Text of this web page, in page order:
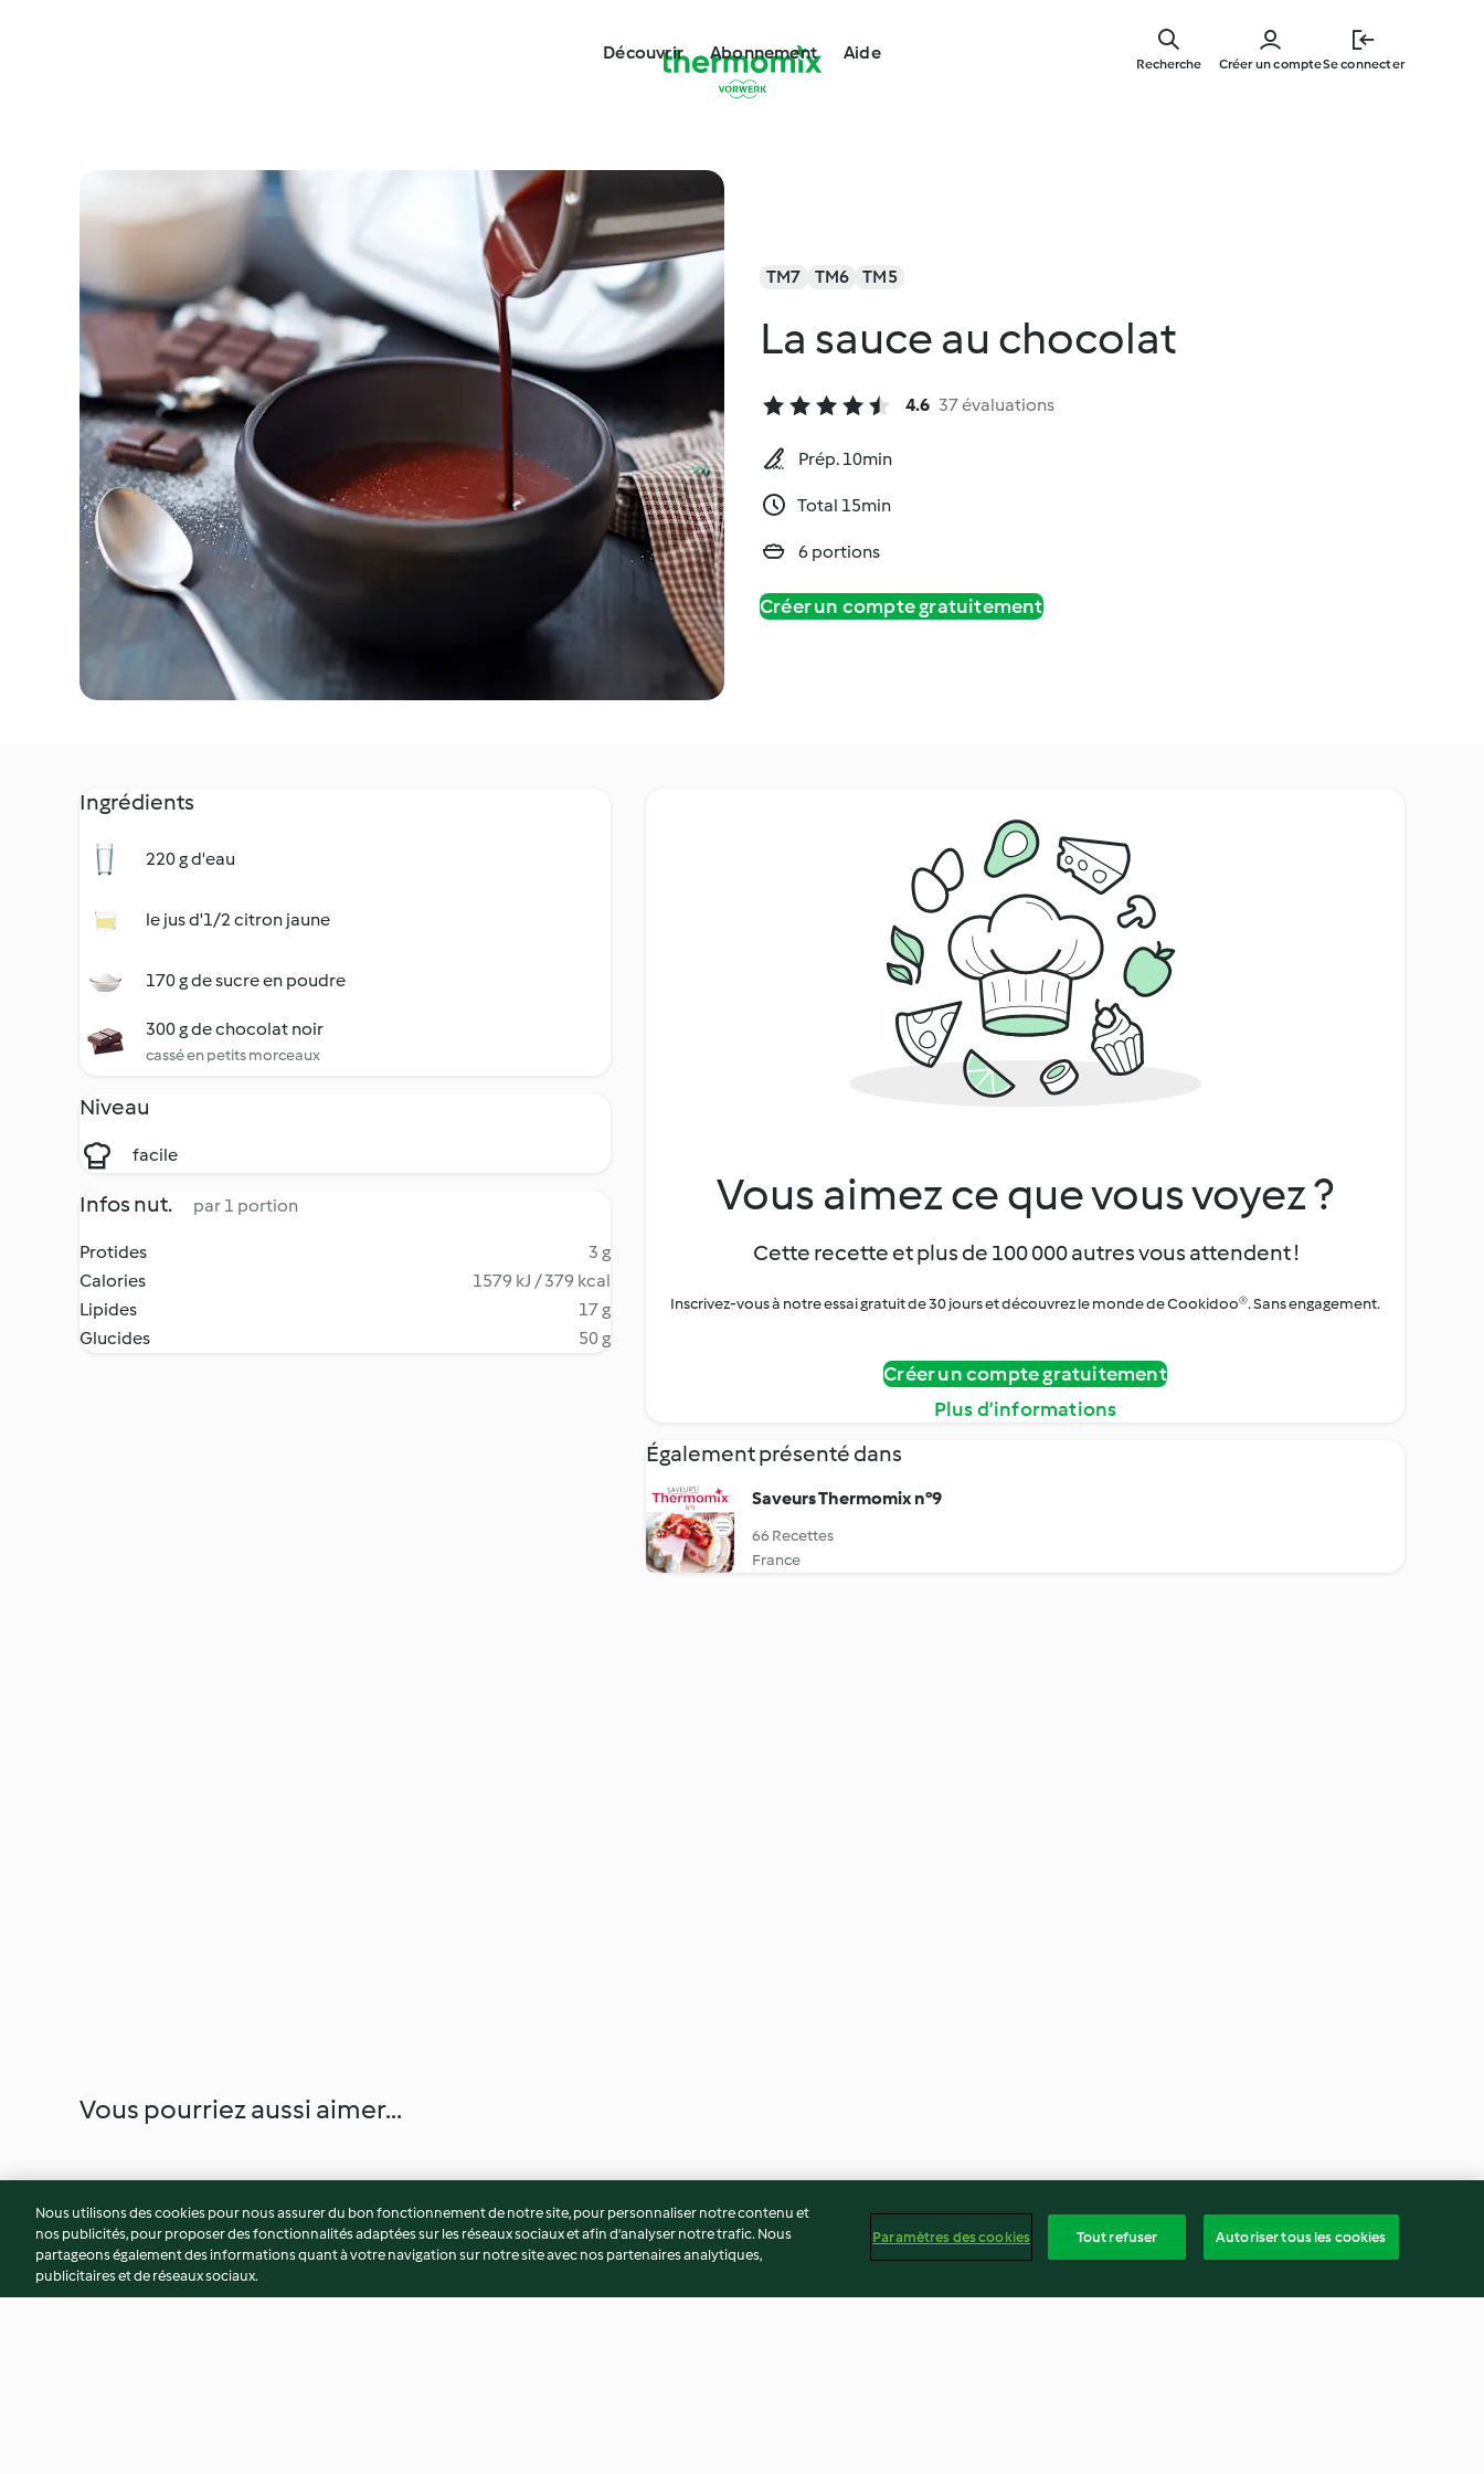
main
Découvrir Abonnement Aide
Créer un compteSe connecter
Recherche
TM7 TM6 TM5
La sauce au chocolat
4.6 37 évaluations
Prép. 10min
Total 15min
6 portions
Créer un compte gratuitement
Ingrédients
220 g d'eau
le jus d'1/2 citron jaune
170 g de sucre en poudre
300 g de chocolat noir
cassé en petits morceaux
Niveau
facile
Infos nut. par 1 portion
Protides
3 g
Calories
1579 kJ / 379 kcal
Lipides
17 g
Glucides
50 g
Vous aimez ce que vous voyez ?
Cette recette et plus de 100 000 autres vous attendent !
Inscrivez-vous à notre essai gratuit de 30 jours et découvrez le monde de Cookidoo®. Sans engagement.
Créer un compte gratuitement
Plus d’informations
Également présenté dans
Saveurs Thermomix n°9
66 Recettes
France
Vous pourriez aussi aimer...
Nous utilisons des cookies pour nous assurer du bon fonctionnement de notre site, pour personnaliser notre contenu et
nos publicités, pour proposer des fonctionnalités adaptées sur les réseaux sociaux et afin d’analyser notre trafic. Nous
partageons également des informations quant à votre navigation sur notre site avec nos partenaires analytiques,
publicitaires et de réseaux sociaux.
Paramètres des cookies Tout refuser Autoriser tous les cookies